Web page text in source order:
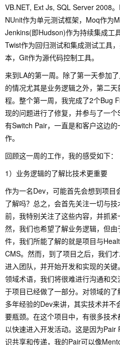
VB.NET, Ext Js, SQL Server 2008
NUnit作为单元测试框架，Moq作为
Jenkins(即Hudson)作为持续集成工
Twist作为回归测试和集成测试工具
本，Git作为源代码控制工具。
来到LA的第一周。除了第一天参加
的情况尤其是业务逻辑之外，第二
程。整个第一周，我完成了2个Bug
现的问题进行了修复，并参与了一
有Switch Pair，一直是和客户这边
作。
回顾这一周的工作，我的感受如下：
1）业务逻辑的了解比技术更重要
作为一名Dev，可能首先会想到项目
了解吗？总之，会首先关注一切与
前，我特别关注了这些内容，并抓
然，我们也希望了解业务逻辑，但
件，我们所能了解的就是项目与
CMS。然而，到了项目之后，我们
进入团队，并开始开发和实现的关
领域术语，我们将很难进行沟通和
于项目已经做了一部分。对领域的
多年经验的Dev来讲，其实技术并不
要瓶颈。在这个项目中，有很多技
以快速进入开发活动。这是因为
识共享和传递，我的Pair可以像